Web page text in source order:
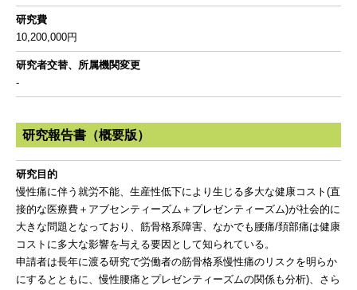
研究費
10,200,000円
研究者交替、所属機関変更
-
研究報告書（概要版）
研究目的
慢性痛に伴う就労不能、生産性低下により生じる多大な健康コスト(直
接的な医療費＋アブセンティーズム＋プレゼンティーズム)が社会的に
大きな問題となっており、筋骨格系障害、なかでも腰痛/頚部痛は健康
コストに多大な影響を与える要因として知られている。
申請者は長年に渡る研究で労働者の筋骨格系慢性痛のリスクを明らか
にするとともに、慢性腰痛とプレゼンティーズムの関係も分析)、さら